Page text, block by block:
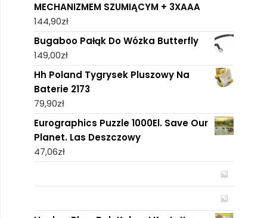
MECHANIZMEM SZUMIĄCYM + 3XAAA
144,90zł
Bugaboo Pałąk Do Wózka Butterfly
149,00zł
Hh Poland Tygrysek Pluszowy Na
Baterie 2173
79,90zł
Eurographics Puzzle 1000El. Save Our
Planet. Las Deszczowy
47,06zł